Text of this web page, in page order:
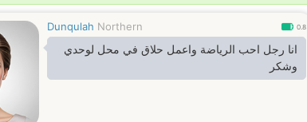
Dunqulah Northern 0.8
انا رجل احب الرياضة واعمل حلاق في محل لوحدي
وشكر